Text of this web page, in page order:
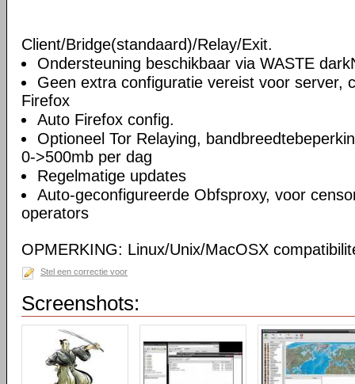
Client/Bridge(standaard)/Relay/Exit.
Ondersteuning beschikbaar via WASTE
Geen extra configuratie vereist voor server,
Firefox
Auto Firefox config.
Optioneel Tor Relaying,
0->500mb per dag
Regelmatige updates
Auto-geconfigureerde Obfsproxy, voor
operators
OPMERKING: Linux/Unix/MacOSX
Stel een correctie voor
Screenshots: